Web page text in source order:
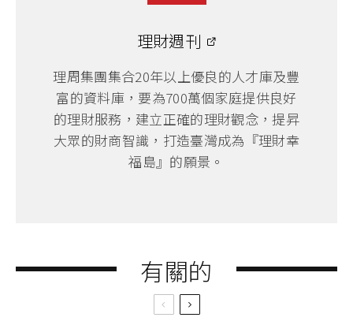
理財週刊
理周集團集合20年以上優良的人才庫及豐
富的資料庫，要為700萬個家庭提供良好
的理財服務，建立正確的理財觀念，提昇
大眾的財商智識，打造臺灣成為『理財幸
福島』的願景。
有關的